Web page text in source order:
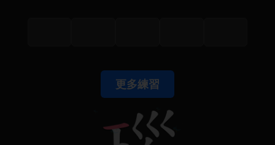
更多練習